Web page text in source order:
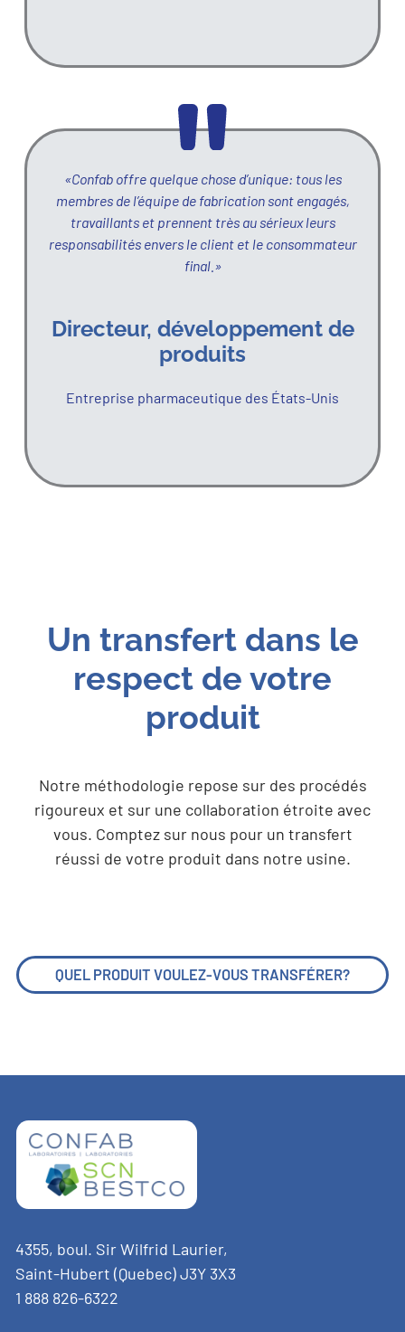
«Confab offre quelque chose d’unique: tous les
membres de l’équipe de fabrication sont engagés,
travaillants et prennent très au sérieux leurs
responsabilités envers le client et le consommateur
final.»
Directeur, développement de
produits
Entreprise pharmaceutique des États-Unis
Un transfert dans le
respect de votre
produit
Notre méthodologie repose sur des procédés
rigoureux et sur une collaboration étroite avec
vous. Comptez sur nous pour un transfert
réussi de votre produit dans notre usine.
QUEL PRODUIT VOULEZ-VOUS TRANSFÉRER?
4355, boul. Sir Wilfrid Laurier,
Saint-Hubert (Quebec) J3Y 3X3
1 888 826-6322